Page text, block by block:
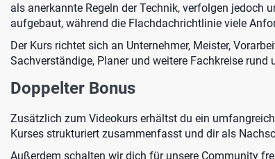
als anerkannte Regeln der Technik, verfolgen jedoch
aufgebaut, während die Flachdachrichtlinie viele
Der Kurs richtet sich an Unternehmer, Meister,
Sachverständige, Planer und weitere Fachkreise rund
Doppelter Bonus
Zusätzlich zum Videokurs erhältst du ein
Kurses strukturiert zusammenfasst und dir als
Außerdem schalten wir dich für unsere Community